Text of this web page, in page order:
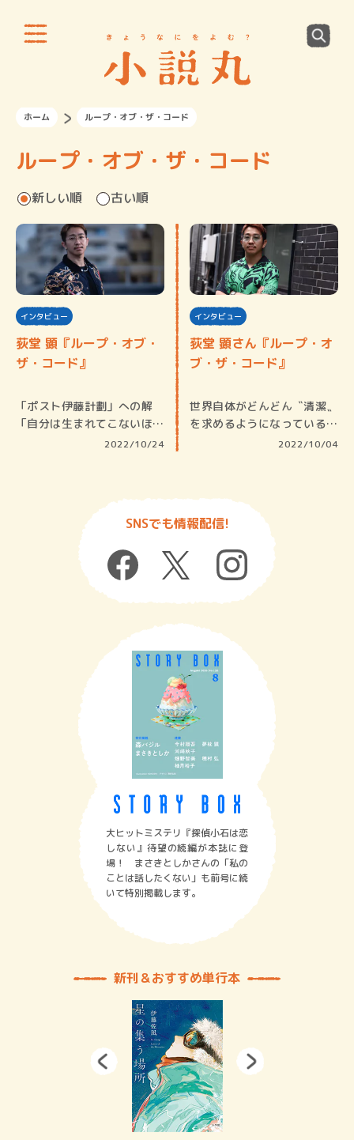
ホーム ループ・オブ・ザ・コード
ループ・オブ・ザ・コード
新しい順 古い順
インタビュー
荻堂 顕『ループ・オブ・
ザ・コード』
「ポスト伊藤計劃」への解
「自分は生まれてこないほう
2022/10/24
インタビュー
荻堂 顕さん『ループ・オ
ブ・ザ・コード』
世界自体がどんどん〝清潔〟
を求めるようになっている
2022/10/04
SNSでも情報配信!
大ヒットミステリ『探偵小石は恋
しない』待望の続編が本誌に登
場！ まさきとしかさんの「私の
ことは話したくない」も前号に続
いて特別掲載します。
新刊＆おすすめ単行本